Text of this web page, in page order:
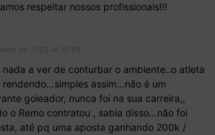
respeitar nossos profissionais!!!
nada a ver de conturbar o ambiente..o atleta
rendendo…simples assim…não é um
goleador, nunca foi na sua carreira,,
o Remo contratou , sabia disso…não foi
até pq uma aposta ganhando 200k /